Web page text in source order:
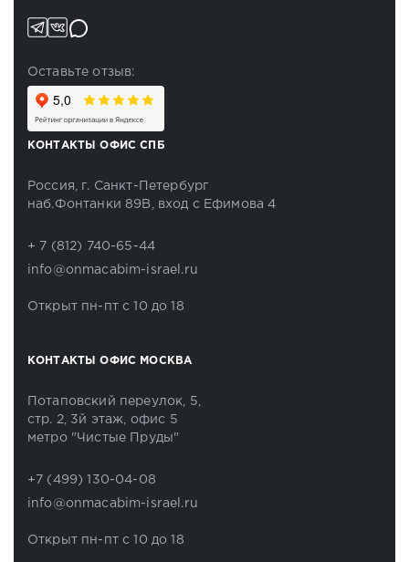
КОНТАКТЫ ОФИС СПБ
Россия, г. Санкт-Петербург
наб.Фонтанки 89В, вход с Ефимова 4
+ 7 (812) 740-65-44
info@onmacabim-israel.ru
Открыт пн-пт с 10 до 18
КОНТАКТЫ ОФИС МОСКВА
Потаповский переулок, 5,
стр. 2, 3й этаж, офис 5
метро "Чистые Пруды"
+7 (499) 130-04-08
info@onmacabim-israel.ru
Открыт пн-пт с 10 до 18
Оставьте отзыв: